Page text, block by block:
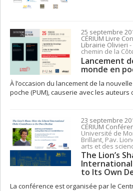
25 septembre
CÉRIUM Livre
Librairie Olivieri
chemin de la
Lancement
monde en
À l’occasion du lancement de la
poche (PUM), causerie avec les
23 septembre
CÉRIUM
Université de
Brillant, Pav.
arts et des
The Lion’s
to Its Own
La conférence est organisée par le